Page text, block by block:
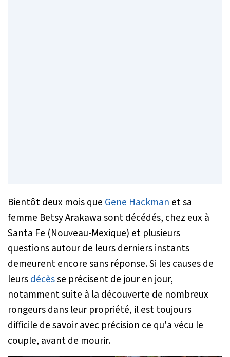
Bientôt deux mois que Gene Hackman et sa
femme Betsy Arakawa sont décédés, chez eux à
Santa Fe (Nouveau-Mexique) et plusieurs
questions autour de leurs derniers instants
demeurent encore sans réponse. Si les causes de
leursdécèsse précisent de jour en jour,
notamment suite à la découverte de nombreux
rongeurs dans leur propriété, il est toujours
difficile de savoir avec précision ce qu'a vécu le
couple, avant de mourir.